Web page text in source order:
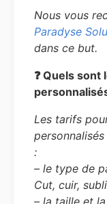
Nous vous
Paradyse
dans ce but.
❓Quels sont
Les tarifs
:
– le type de
Cut, cuir,